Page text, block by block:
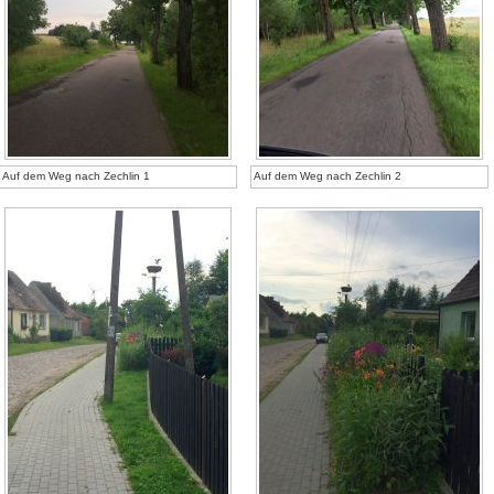
Auf dem Weg nach Zechlin 1 Auf dem Weg nach Zechlin 2